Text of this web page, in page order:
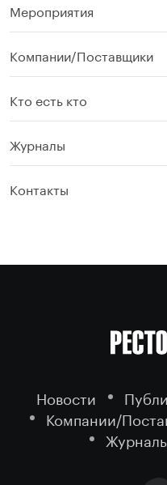
Мероприятия
Компании/Поставщики
Кто есть кто
Журналы
Контакты
Новости
Компании/